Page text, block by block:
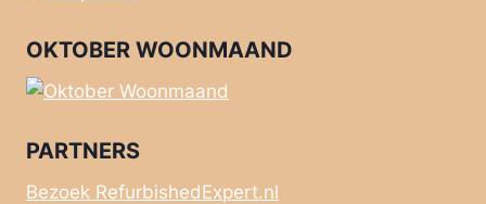
OKTOBER WOONMAAND
PARTNERS
Bezoek RefurbishedExpert.nl